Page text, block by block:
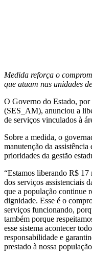
Medida reforça o
que atuam nas unidades
O Governo do Estado, por
(SES_AM), anunciou a
de serviços vinculados à
Sobre a medida, o
manutenção da
prioridades da gestão
“Estamos liberando R$ 17
dos serviços assistenciais
que a população continue
dignidade. Esse é o
serviços funcionando,
também porque
esse sistema acontecer
responsabilidade e
prestado à nossa